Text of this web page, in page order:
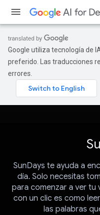
Google utiliza tecnología de
preferido. Las traducciones
errores.
SunDays te ayuda a
día. Solo necesitas
para comenzar a ver tu
con un clic es como
las palabras